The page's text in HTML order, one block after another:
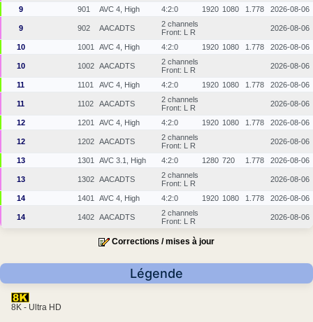
9 901 AVC 4, High 4:2:0 1920 1080 1.778 2026-08-06
9 902 AACADTS
2 channels
Front: L R
2026-08-06
10 1001 AVC 4, High 4:2:0 1920 1080 1.778 2026-08-06
10 1002 AACADTS
2 channels
Front: L R
2026-08-06
11 1101 AVC 4, High 4:2:0 1920 1080 1.778 2026-08-06
11 1102 AACADTS
2 channels
Front: L R
2026-08-06
12 1201 AVC 4, High 4:2:0 1920 1080 1.778 2026-08-06
12 1202 AACADTS
2 channels
Front: L R
2026-08-06
13 1301 AVC 3.1, High 4:2:0 1280 720 1.778 2026-08-06
13 1302 AACADTS
2 channels
Front: L R
2026-08-06
14 1401 AVC 4, High 4:2:0 1920 1080 1.778 2026-08-06
14 1402 AACADTS
2 channels
Front: L R
2026-08-06
Corrections / mises à jour
Légende
8K - Ultra HD